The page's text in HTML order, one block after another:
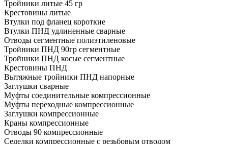
Тройники литые 45 гр
Крестовины литые
Втулки под фланец короткие
Втулки ПНД удлиненные сварные
Отводы сегментные полиэтиленовые
Тройники ПНД 90гр сегментные
Тройники ПНД косые сегментные
Крестовины ПНД
Вытяжные тройники ПНД напорные
Заглушки сварные
Муфты соединительные компрессионные
Муфты переходные компрессионные
Заглушки компрессионные
Краны компрессионные
Отводы 90 компрессионные
Седелки компрессионные с резьбовым отводом